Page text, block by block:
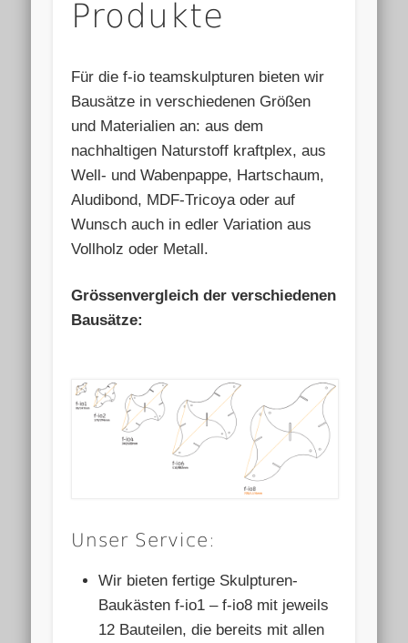
Produkte
Für die f-io teamskulpturen bieten wir
Bausätze in verschiedenen Größen
und Materialien an: aus dem
nachhaltigen Naturstoff kraftplex, aus
Well- und Wabenpappe, Hartschaum,
Aludibond, MDF-Tricoya oder auf
Wunsch auch in edler Variation aus
Vollholz oder Metall.
Grössenvergleich der verschiedenen
Bausätze:
Unser Service:
Wir bieten fertige Skulpturen-
Baukästen f-io1 – f-io8 mit jeweils
12 Bauteilen, die bereits mit allen